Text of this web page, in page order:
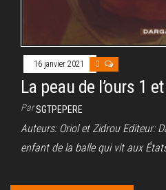
16 janvier 2021 0
La peau de l’ours 1
ParSGTPEPERE
Auteurs: Oriol et Zidrou Editeur:
enfant de la balle qui vit aux